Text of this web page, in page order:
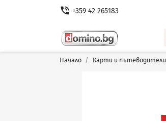
phone_in_talk +359 42 265183
Начало Карти и пътеводители